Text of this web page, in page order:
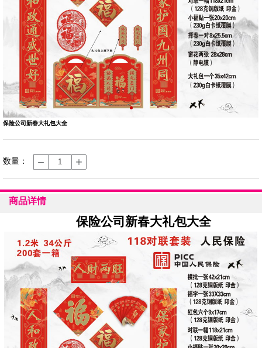
1
保险公司新春大礼包大全
数量：
商品详情
保险公司新春大礼包大全